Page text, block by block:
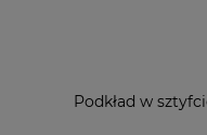
Podkład w